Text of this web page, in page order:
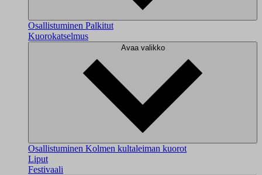
Osallistuminen Palkitut
Kuorokatselmus
Avaa valikko
Osallistuminen Kolmen kultaleiman kuorot
Liput
Festivaali